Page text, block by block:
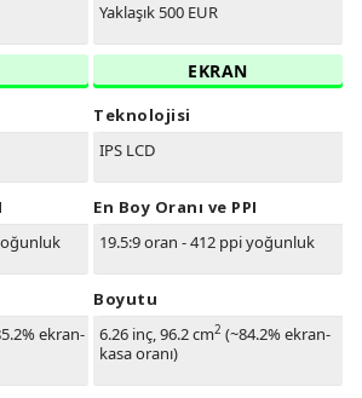
ekran-
Yaklaşık 500 EUR
EKRAN
Teknolojisi
IPS LCD
En Boy Oranı ve PPI
19.5:9 oran - 412 ppi yoğunluk
Boyutu
6.26 inç, 96.2 cm2 (~84.2% ekran-
kasa oranı)